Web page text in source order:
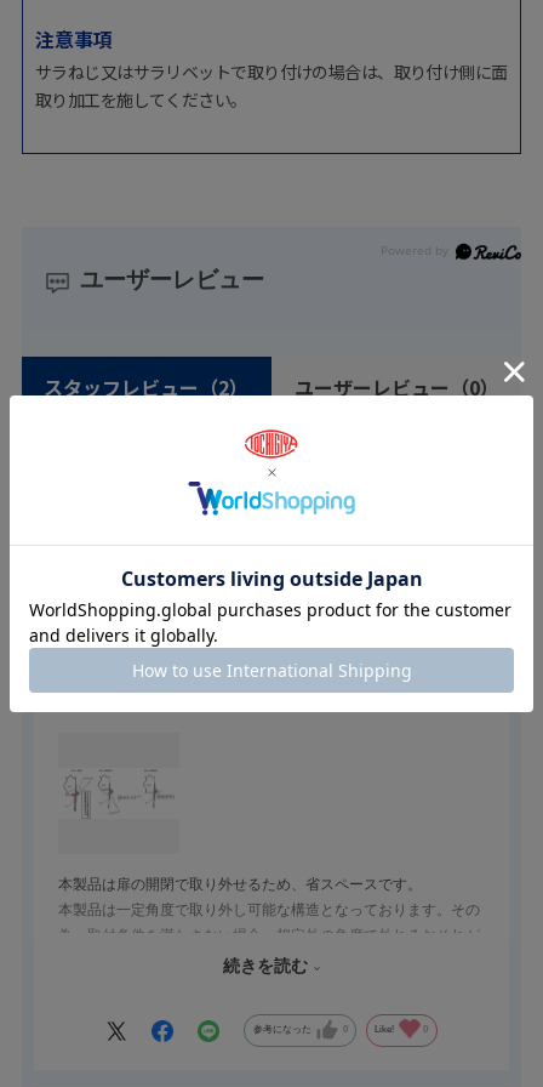
注意事項
サラねじ又はサラリベットで取り付けの場合は、取り付け側に面
取り加工を施してください。
ユーザーレビュー
スタッフレビュー （2） ユーザーレビュー （0）
絞り込み 表示：新しい順
取り外し簡単！！
本製品は扉の開閉で取り外せるため、省スペースです。
本製品は⼀定角度で取り外し可能な構造となっております。その
為、取付条件を満たさない場合、想定外の角度で外れるおそれが
ありますのでご注意ください。正しい取付方法、誤った取付方法
続きを読む
参考になった 0 Like! 0